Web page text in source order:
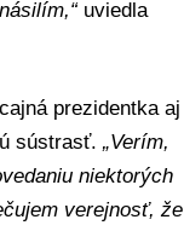
uviedla
prezidentka aj
sústrasť. „Verím,
niektorých
verejnosť, že